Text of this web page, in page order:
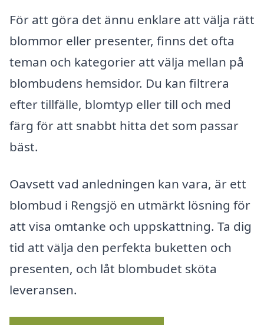
För att göra det ännu enklare att välja rätt
blommor eller presenter, finns det ofta
teman och kategorier att välja mellan på
blombudens hemsidor. Du kan filtrera
efter tillfälle, blomtyp eller till och med
färg för att snabbt hitta det som passar
bäst.
Oavsett vad anledningen kan vara, är ett
blombud i Rengsjö en utmärkt lösning för
att visa omtanke och uppskattning. Ta dig
tid att välja den perfekta buketten och
presenten, och låt blombudet sköta
leveransen.